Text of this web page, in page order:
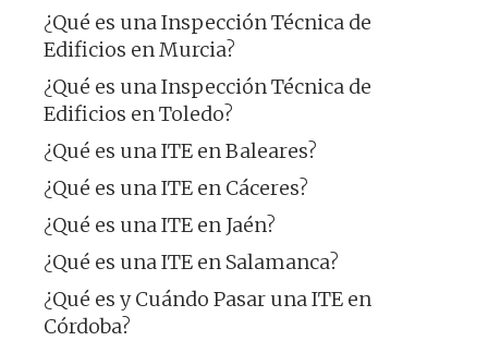
¿Qué es una Inspección Técnica de
Edificios en Murcia?
¿Qué es una Inspección Técnica de
Edificios en Toledo?
¿Qué es una ITE en Baleares?
¿Qué es una ITE en Cáceres?
¿Qué es una ITE en Jaén?
¿Qué es una ITE en Salamanca?
¿Qué es y Cuándo Pasar una ITE en
Córdoba?